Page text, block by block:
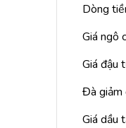
Dòng
Giá ngô
Giá đậu
Đà giảm
Giá dầu